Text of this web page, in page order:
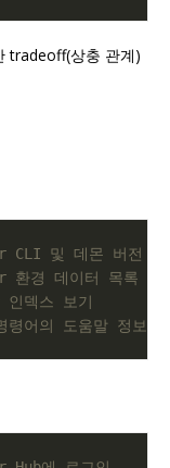
tradeoff(상충 관계)
CLI 및 데몬 버전 표
환경 데이터 목록
인덱스 보기
령어의 도움말 정보